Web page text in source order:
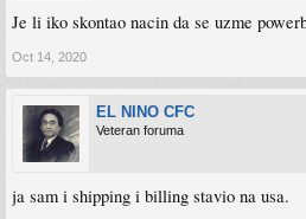
Je li iko skontao nacin da se uzme
Oct 14, 2020
EL NINO CFC
Veteran foruma
ja sam i shipping i billing stavio na usa.